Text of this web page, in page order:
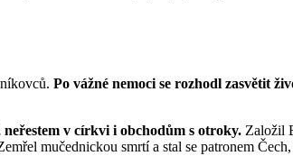
Po vážné nemoci se rozhodl zasvětit
neřestem v církvi i obchodům s otroky. Založil
mučednickou smrtí a stal se patronem Čech,